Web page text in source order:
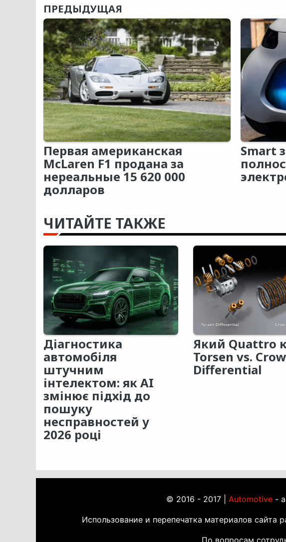
ПРЕДЫДУЩАЯ
Первая американская
McLaren F1 продана за
нереальные 15 620 000
долларов
Smart
ЧИТАЙТЕ ТАКЖЕ
Діагностика
автомобіля
штучним
інтелектом: як AI
змінює підхід до
пошуку
несправностей у
2026 році
Який Quattro
Torsen vs.
Differential
© 2016 - 2017 | Automotive-
Использование и перепечатка материалов сайта